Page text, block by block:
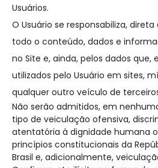
Usuários.
O Usuário se responsabiliza,
todo o conteúdo, dados e
no Site e, ainda, pelos dados que,
utilizados pelo Usuário em sites,
qualquer outro veículo de
Não serão admitidos, em
tipo de veiculação ofensiva,
atentatória à dignidade humana
princípios constitucionais da
Brasil e, adicionalmente,